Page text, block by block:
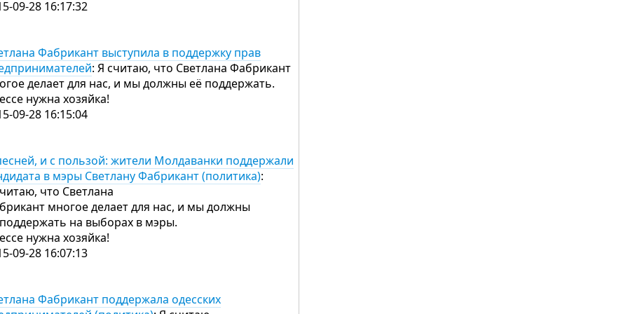
09-28 16:17:32
Фабрикант выступила в поддержку прав
: Я считаю, что Светлана Фабрикант
делает для нас, и мы должны её поддержать.
нужна хозяйка!
09-28 16:15:04
и с пользой: жители Молдаванки поддержали
в мэры Светлану Фабрикант (политика):
что Светлана
многое делает для нас, и мы должны
на выборах в мэры.
нужна хозяйка!
09-28 16:07:13
Фабрикант поддержала одесских